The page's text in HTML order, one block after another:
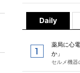
Daily
薬局に心
か」
セルメ機器